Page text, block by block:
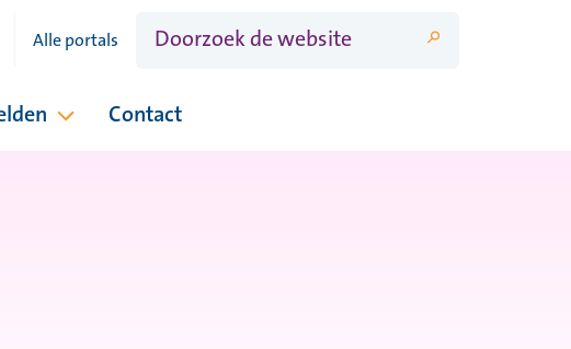
Alle portals
Contact